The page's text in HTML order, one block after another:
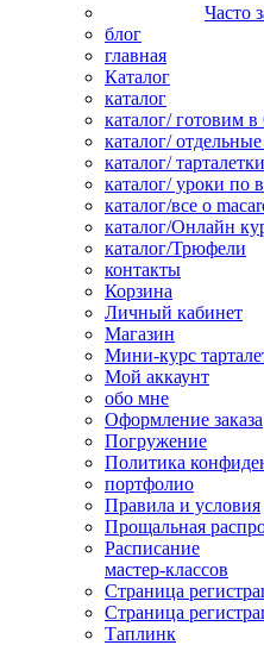
Часто
блог
главная
Каталог
каталог
каталог/ готовим
каталог/
каталог/
каталог/ уроки по
каталог/все о
каталог/Онлайн
каталог/Трюфели
контакты
Корзина
Личный кабинет
Магазин
Мини-курс
Мой аккаунт
обо мне
Оформление заказа
Погружение
Политика
портфолио
Правила и условия
Прощальная
Расписание
мастер-классов
Страница
Страница
Таплинк